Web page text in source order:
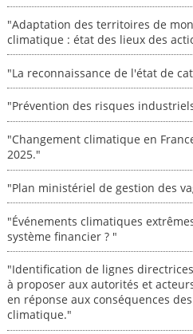
"Adaptation des territoires de
climatique : état des lieux des
"La reconnaissance de l'état de
"Prévention des risques
"Changement climatique en
2025."
"Plan ministériel de gestion des
"Événements climatiques
système financier ? "
"Identification de lignes
à proposer aux autorités et
en réponse aux conséquences
climatique."